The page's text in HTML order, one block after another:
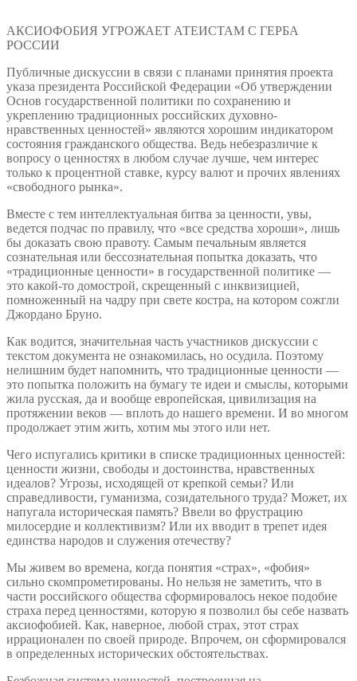
АКСИОФОБИЯ УГРОЖАЕТ АТЕИСТАМ С ГЕРБА
РОССИИ
Публичные дискуссии в связи с планами принятия проекта
указа президента Российской Федерации «Об утверждении
Основ государственной политики по сохранению и
укреплению традиционных российских духовно-
нравственных ценностей» являются хорошим индикатором
состояния гражданского общества. Ведь небезразличие к
вопросу о ценностях в любом случае лучше, чем интерес
только к процентной ставке, курсу валют и прочих явлениях
«свободного рынка».
Вместе с тем интеллектуальная битва за ценности, увы,
ведется подчас по правилу, что «все средства хороши», лишь
бы доказать свою правоту. Самым печальным является
сознательная или бессознательная попытка доказать, что
«традиционные ценности» в государственной политике —
это какой-то домострой, скрещенный с инквизицией,
помноженный на чадру при свете костра, на котором сожгли
Джордано Бруно.
Как водится, значительная часть участников дискуссии с
текстом документа не ознакомилась, но осудила. Поэтому
нелишним будет напомнить, что традиционные ценности —
это попытка положить на бумагу те идеи и смыслы, которыми
жила русская, да и вообще европейская, цивилизация на
протяжении веков — вплоть до нашего времени. И во многом
продолжает этим жить, хотим мы этого или нет.
Чего испугались критики в списке традиционных ценностей:
ценности жизни, свободы и достоинства, нравственных
идеалов? Угрозы, исходящей от крепкой семьи? Или
справедливости, гуманизма, созидательного труда? Может, их
напугала историческая память? Ввели во фрустрацию
милосердие и коллективизм? Или их вводит в трепет идея
единства народов и служения отечеству?
Мы живем во времена, когда понятия «страх», «фобия»
сильно скомпрометированы. Но нельзя не заметить, что в
части российского общества сформировалось некое подобие
страха перед ценностями, которую я позволил бы себе назвать
аксиофобией. Как, наверное, любой страх, этот страх
иррационален по своей природе. Впрочем, он сформировался
в определенных исторических обстоятельствах.